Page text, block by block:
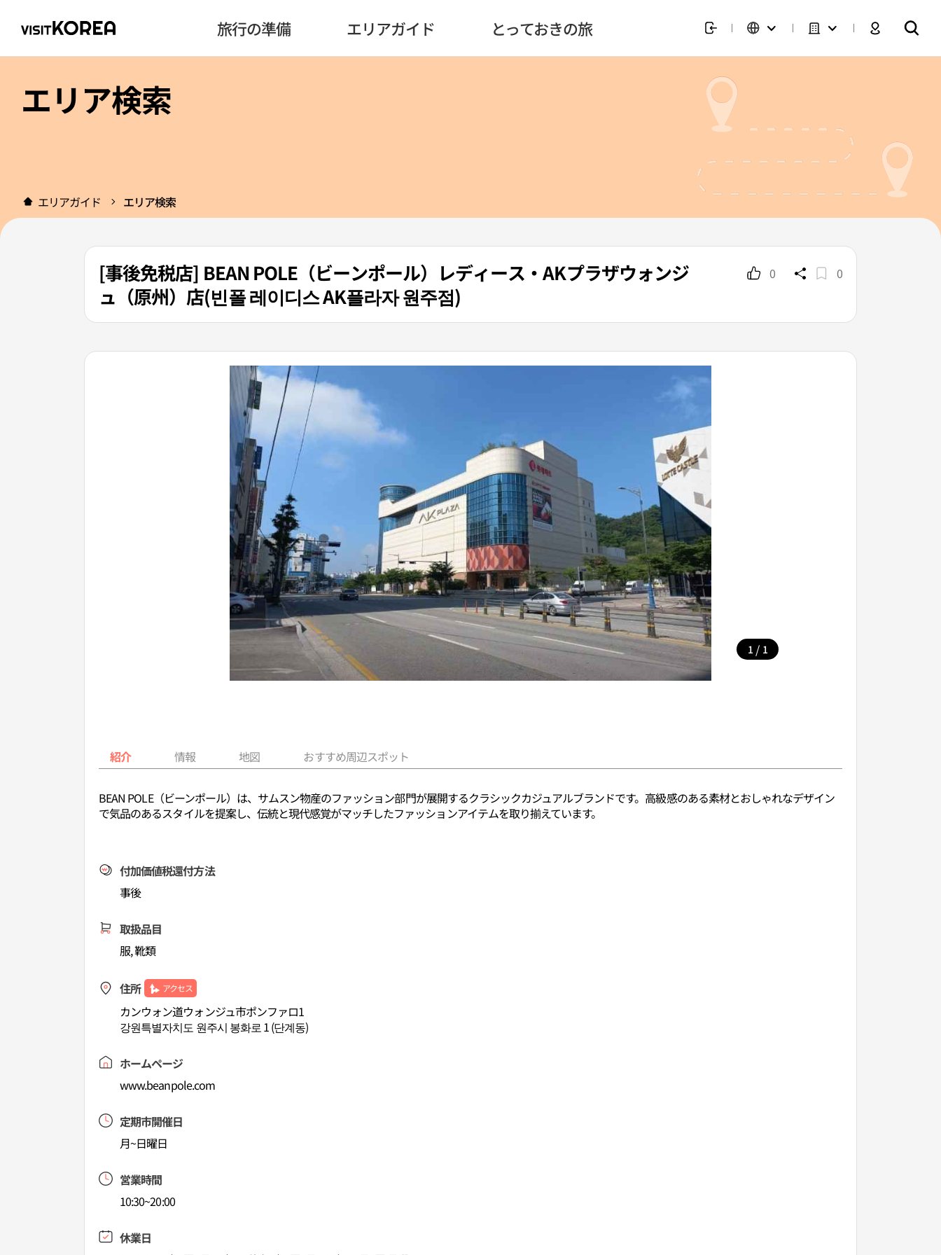
旅行の準備 エリアガイド とっておきの旅
エリア検索
エリアガイド エリア検索
[事後免税店] BEAN POLE（ビーンポール）レディース・AKプラザウォンジ
ュ（原州）店(빈폴 레이디스 AK플라자 원주점)
0 0
1 / 1
紹介 情報 地図 おすすめ周辺スポット
BEAN POLE（ビーンポール）は、サムスン物産のファッション部門が展開するクラシックカジュアルブランドです。高級感のある素材とおしゃれなデザイン
で気品のあるスタイルを提案し、伝統と現代感覚がマッチしたファッションアイテムを取り揃えています。
付加価値税還付方法
事後
取扱品目
服, 靴類
住所 アクセス
カンウォン道ウォンジュ市ポンファロ1
강원특별자치도 원주시 봉화로 1 (단계동)
ホームページ
www.beanpole.com
定期市開催日
月~日曜日
営業時間
10:30~20:00
休業日